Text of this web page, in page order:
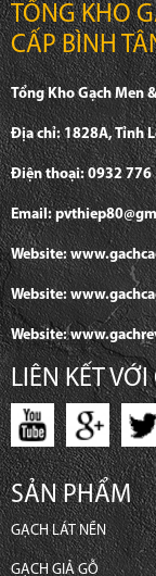
TỔNG KHO
CẤP BÌNH
Tổng Kho Gạch Men
Địa chỉ: 1828A, Tỉnh
Điện thoại: 0932 776
Email:
Website:
Website:
Website:
LIÊN KẾT
SẢN PHẨM
GẠCH LÁT NỀN
GẠCH GIẢ GỖ